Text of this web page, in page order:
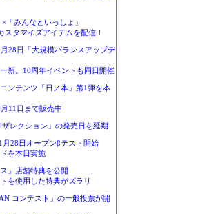
「みんなといっしょ」
スタマイズアイテムを配信！
28日「大規模バランスアップデ
新。10周年イベントも同日開催
ンテンツ「日ノ本」第1弾を本
11日まで販売中
レクション」の発売日を延期
28日オープンβテスト開始
を本日実施
」店舗特典を公開
を使用した特典がズラリ
コンテスト」の一般投票が開